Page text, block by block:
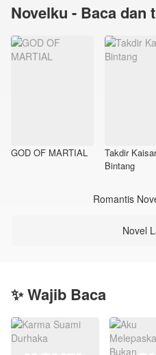
Novelku - Baca dan
GOD OF MARTIAL
Takdir Kaisar
Bintang
Romantis
Novel
✨ Wajib Baca